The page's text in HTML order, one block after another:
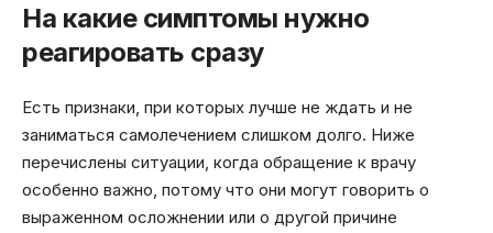
На какие симптомы нужно
реагировать сразу
Есть признаки, при которых лучше не ждать и не
заниматься самолечением слишком долго. Ниже
перечислены ситуации, когда обращение к врачу
особенно важно, потому что они могут говорить о
выраженном осложнении или о другой причине